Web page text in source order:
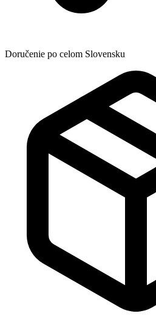
Doručenie po celom Slovensku